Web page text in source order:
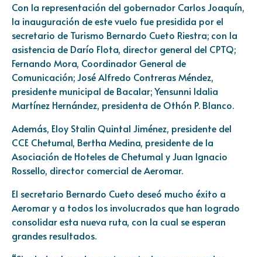
Con la representación del gobernador Carlos Joaquín,
la inauguración de este vuelo fue presidida por el
secretario de Turismo Bernardo Cueto Riestra; con la
asistencia de Darío Flota, director general del CPTQ;
Fernando Mora, Coordinador General de
Comunicación; José Alfredo Contreras Méndez,
presidente municipal de Bacalar; Yensunni Idalia
Martínez Hernández, presidenta de Othón P. Blanco.
Además, Eloy Stalin Quintal Jiménez, presidente del
CCE Chetumal, Bertha Medina, presidente de la
Asociación de Hoteles de Chetumal y Juan Ignacio
Rossello, director comercial de Aeromar.
El secretario Bernardo Cueto deseó mucho éxito a
Aeromar y a todos los involucrados que han logrado
consolidar esta nueva ruta, con la cual se esperan
grandes resultados.